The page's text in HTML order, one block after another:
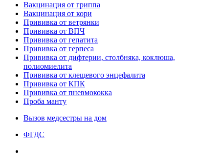
Вакцинация от гриппа
Вакцинация от кори
Прививка от ветрянки
Прививка от ВПЧ
Прививка от гепатита
Прививка от герпеса
Прививка от дифтерии, столбняка, коклюша,
полиомиелита
Прививка от клещевого энцефалита
Прививка от КПК
Прививка от пневмококка
Проба манту
Вызов медсестры на дом
ФГДС